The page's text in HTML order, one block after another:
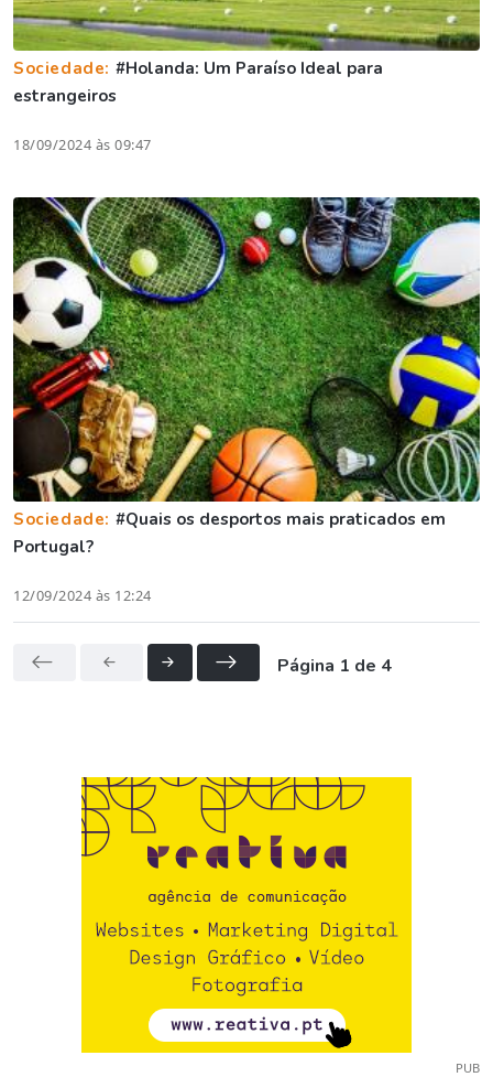
Sociedade: #Holanda: Um Paraíso Ideal para
estrangeiros
18/09/2024 às 09:47
Sociedade: #Quais os desportos mais praticados em
Portugal?
12/09/2024 às 12:24
Página 1 de 4
PUB